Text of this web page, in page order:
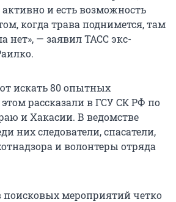
и есть возможность
когда трава поднимется, там
нет», — заявил ТАСС экс-
искать 80 опытных
рассказали в ГСУ СК РФ по
и Хакасии. В ведомстве
них следователи, спасатели,
и волонтеры отряда
поисковых мероприятий четко